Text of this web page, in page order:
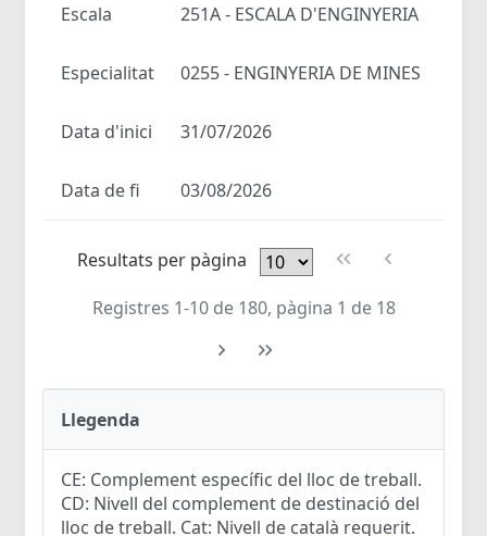
Escala 251A - ESCALA D'ENGINYERIA
Especialitat 0255 - ENGINYERIA DE MINES
Data d'inici 31/07/2026
Data de fi 03/08/2026
Resultats per pàgina
Registres 1-10 de 180, pàgina 1 de 18
Llegenda
CE: Complement específic del lloc de treball.
CD: Nivell del complement de destinació del
lloc de treball. Cat: Nivell de català requerit.